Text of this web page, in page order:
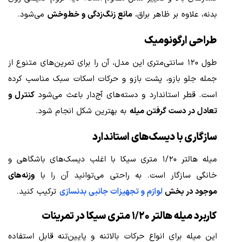
بدنه، علاوه بر ظاهر براق، مانع زنگ‌زدگی و خط‌وخش می‌شود.
طراحی ارگونومیک
طول ۱۲۰ سانتی‌متری این مدل، آن را برای تمرین‌های متنوع از
جمله جلو بازو، پشت بازو و حرکات اسکات سبک مناسب کرده
است. قطر استاندارد و دسته‌های آج‌دار باعث می‌شود کنترل و
تعادل در دست گرفتن میله به بهترین شکل انجام شود.
سازگاری با دیسک‌های استاندارد
میله هالتر ۱/۲۰ متری سیکا با اغلب دیسک‌های باشگاهی و
خانگی سازگار است. به راحتی می‌توانید آن را با وزنه‌های
موجود در بخش لوازم و تجهیزات جانبی بدنسازی ترکیب کنید.
کاربرد میله هالتر ۱/۲۰ متری سیکا در تمرینات
این میله برای انواع حرکات بالاتنه و پایین‌تنه قابل استفاده